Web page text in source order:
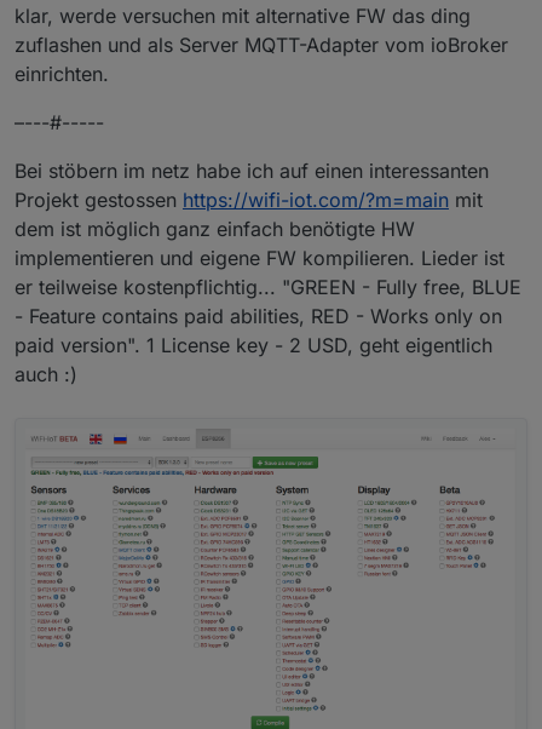
klar, werde versuchen mit alternative FW das ding
zuflashen und als Server MQTT-Adapter vom ioBroker
einrichten.
–---#-----
Bei stöbern im netz habe ich auf einen interessanten
Projekt gestossen https://wifi-iot.com/?m=main mit
dem ist möglich ganz einfach benötigte HW
implementieren und eigene FW kompilieren. Lieder ist
er teilweise kostenpflichtig... "GREEN - Fully free, BLUE
- Feature contains paid abilities, RED - Works only on
paid version". 1 License key - 2 USD, geht eigentlich
auch :)